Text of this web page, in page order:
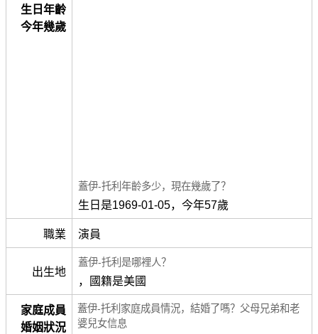
生日年齡
今年幾歲
蓋伊-托利年齡多少，現在幾歲了？
生日是1969-01-05，今年57歲
職業 演員
出生地
蓋伊-托利是哪裡人？
，國籍是美國
家庭成員
婚姻狀況
蓋伊-托利家庭成員情況，結婚了嗎？父母兄弟和老
婆兒女信息